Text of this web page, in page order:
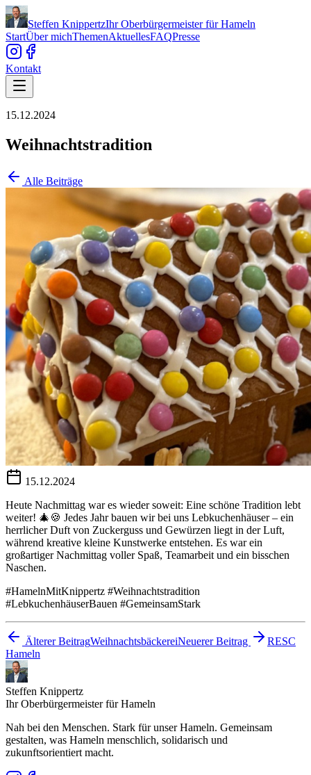
Steffen KnippertzIhr Oberbürgermeister für Hameln
StartÜber michThemenAktuellesFAQPresse
Kontakt
15.12.2024
Weihnachtstradition
Alle Beiträge
15.12.2024
Heute Nachmittag war es wieder soweit: Eine schöne Tradition lebt
weiter! 🎄🍪 Jedes Jahr bauen wir bei uns Lebkuchenhäuser – ein
herrlicher Duft von Zuckerguss und Gewürzen liegt in der Luft,
während kreative kleine Kunstwerke entstehen. Es war ein
großartiger Nachmittag voller Spaß, Teamarbeit und ein bisschen
Naschen.
#HamelnMitKnippertz #Weihnachtstradition
#LebkuchenhäuserBauen #GemeinsamStark
Älterer BeitragWeihnachtsbäckereiNeuerer Beitrag
RESC
Hameln
Steffen Knippertz
Ihr Oberbürgermeister für Hameln
Nah bei den Menschen. Stark für unser Hameln. Gemeinsam
gestalten, was Hameln menschlich, solidarisch und
zukunftsorientiert macht.